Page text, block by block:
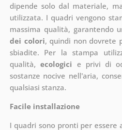
dipende solo dal materiale,
utilizzata. I quadri vengono
massima qualità, garantendo
dei colori, quindi non dovrete
sbiadite. Per la stampa
qualità,ecologici e privi di
sostanze nocive nell'aria,
qualsiasi stanza.
Facile installazione
I quadri sono pronti per essere